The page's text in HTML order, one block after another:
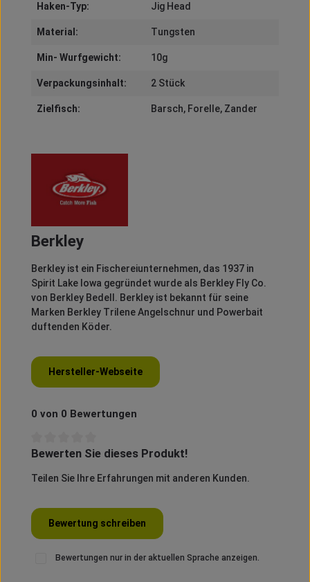
Haken-Typ: Jig Head
Material: Tungsten
Min- Wurfgewicht: 10g
Verpackungsinhalt: 2 Stück
Zielfisch: Barsch, Forelle, Zander
Berkley
Berkleyist ein Fischereiunternehmen, das 1937 in
Spirit Lake Iowa gegründet wurde als Berkley FlyCo.
von Berkley Bedell . Berkleyist bekannt für seine
Marken Berkley TrileneAngelschnur und Powerbait
duftenden Köder.
Hersteller-Webseite
0 von 0 Bewertungen
Durchschnittliche Bewertung von 0 von 5 Sternen
Bewerten Sie dieses Produkt!
Teilen Sie Ihre Erfahrungen mit anderen Kunden.
Bewertung schreiben
Bewertungen nur in der aktuellen Sprache anzeigen.